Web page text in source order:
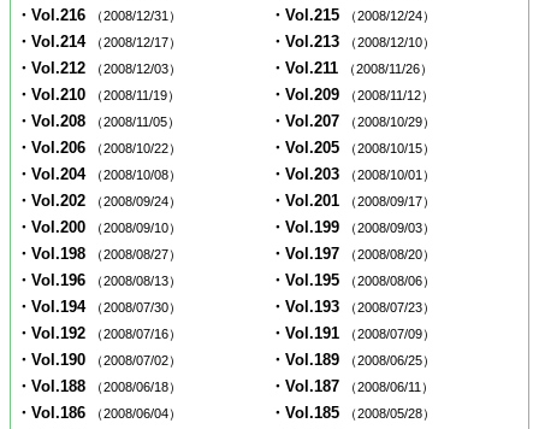
・Vol.216 （2008/12/31） ・Vol.215 （2008/12/24）
・Vol.214 （2008/12/17） ・Vol.213 （2008/12/10）
・Vol.212 （2008/12/03） ・Vol.211 （2008/11/26）
・Vol.210 （2008/11/19） ・Vol.209 （2008/11/12）
・Vol.208 （2008/11/05） ・Vol.207 （2008/10/29）
・Vol.206 （2008/10/22） ・Vol.205 （2008/10/15）
・Vol.204 （2008/10/08） ・Vol.203 （2008/10/01）
・Vol.202 （2008/09/24） ・Vol.201 （2008/09/17）
・Vol.200 （2008/09/10） ・Vol.199 （2008/09/03）
・Vol.198 （2008/08/27） ・Vol.197 （2008/08/20）
・Vol.196 （2008/08/13） ・Vol.195 （2008/08/06）
・Vol.194 （2008/07/30） ・Vol.193 （2008/07/23）
・Vol.192 （2008/07/16） ・Vol.191 （2008/07/09）
・Vol.190 （2008/07/02） ・Vol.189 （2008/06/25）
・Vol.188 （2008/06/18） ・Vol.187 （2008/06/11）
・Vol.186 （2008/06/04） ・Vol.185 （2008/05/28）